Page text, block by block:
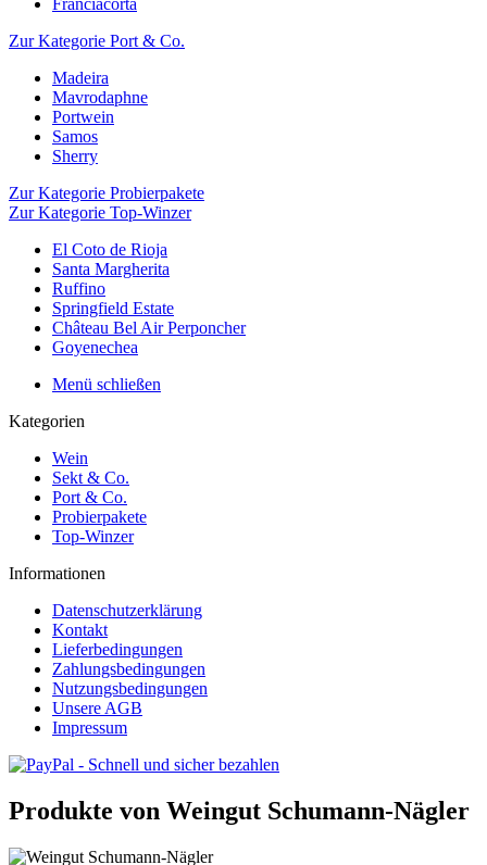
Franciacorta
Zur Kategorie Port & Co.
Madeira
Mavrodaphne
Portwein
Samos
Sherry
Zur Kategorie Probierpakete
Zur Kategorie Top-Winzer
El Coto de Rioja
Santa Margherita
Ruffino
Springfield Estate
Château Bel Air Perponcher
Goyenechea
Menü schließen
Kategorien
Wein
Sekt & Co.
Port & Co.
Probierpakete
Top-Winzer
Informationen
Datenschutzerklärung
Kontakt
Lieferbedingungen
Zahlungsbedingungen
Nutzungsbedingungen
Unsere AGB
Impressum
Produkte von Weingut Schumann-Nägler